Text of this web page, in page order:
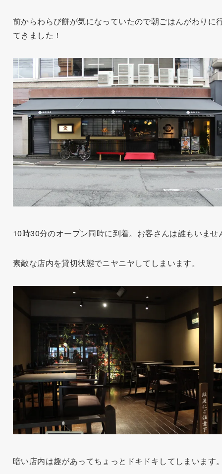
前からわらび餅が気になっていたので朝ごはんがわりに
てきました！
10時30分のオープン同時に到着。お客さんは誰もいませ
素敵な店内を貸切状態でニヤニヤしてしまいます。
暗い店内は趣があってちょっとドキドキしてしまいます